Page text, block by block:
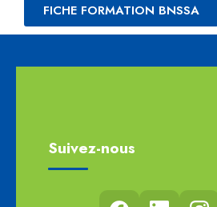
FICHE FORMATION BNSSA
Suivez-nous